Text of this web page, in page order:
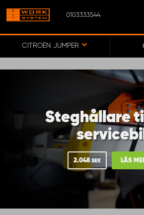
0103333544
CITROËN JUMPER
Steghållare
servicebil
2.048 SEK LÄS
HITTA EN
NÄRA
GÅ TILL KARTA
WORK SYSTEM SVERIGE
WORK SYSTEM BORÅS